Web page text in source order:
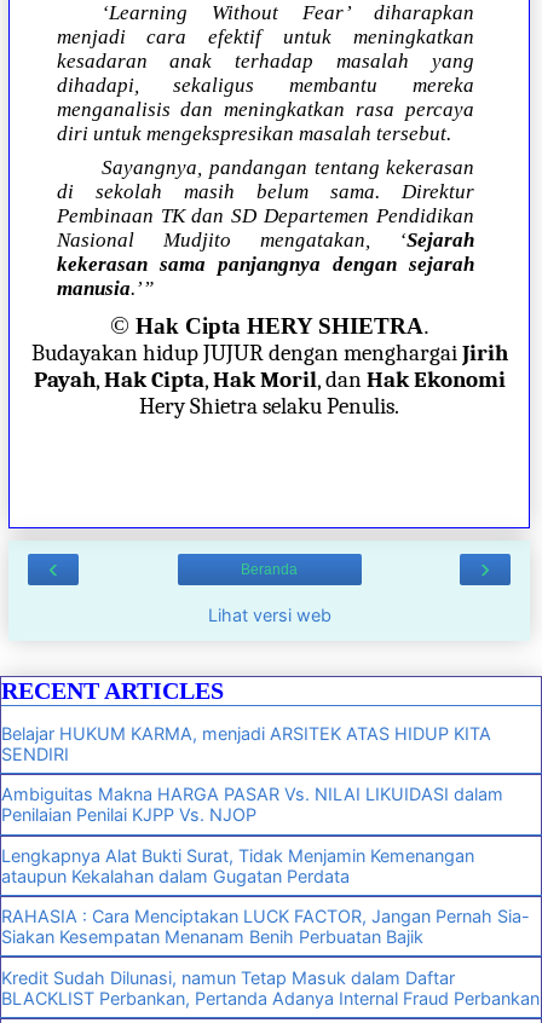
‘Learning Without Fear’ diharapkan
menjadi cara efektif untuk meningkatkan
kesadaran anak terhadap masalah yang
dihadapi, sekaligus membantu mereka
menganalisis dan meningkatkan rasa percaya
diri untuk mengekspresikan masalah tersebut.
Sayangnya, pandangan tentang kekerasan
di sekolah masih belum sama. Direktur
Pembinaan TK dan SD Departemen Pendidikan
Nasional Mudjito mengatakan, ‘Sejarah
kekerasan sama panjangnya dengan sejarah
manusia.’”
© Hak Cipta HERY SHIETRA.
Budayakan hidup JUJUR dengan menghargaiJirih
Payah,Hak Cipta,Hak Moril, danHak Ekonomi
Hery Shietra selaku Penulis.
‹ ›
Beranda
Lihat versi web
RECENT ARTICLES
Belajar HUKUM KARMA, menjadi ARSITEK ATAS HIDUP KITA
SENDIRI
Ambiguitas Makna HARGA PASAR Vs. NILAI LIKUIDASI dalam
Penilaian Penilai KJPP Vs. NJOP
Lengkapnya Alat Bukti Surat, Tidak Menjamin Kemenangan
ataupun Kekalahan dalam Gugatan Perdata
RAHASIA : Cara Menciptakan LUCK FACTOR, Jangan Pernah Sia-
Siakan Kesempatan Menanam Benih Perbuatan Bajik
Kredit Sudah Dilunasi, namun Tetap Masuk dalam Daftar
BLACKLIST Perbankan, Pertanda Adanya Internal Fraud Perbankan